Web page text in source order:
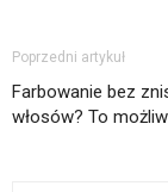
Poprzedni artykuł
Farbowanie bez
włosów? To